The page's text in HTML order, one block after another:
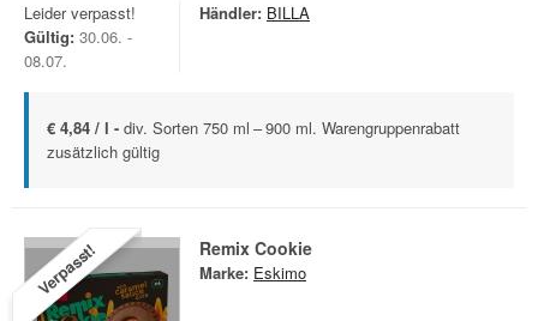
Leider verpasst!
Gültig: 30.06. -
08.07.
Händler: BILLA
€ 4,84 / l - div. Sorten 750 ml – 900 ml. Warengruppenrabatt
zusätzlich gültig
Verpasst! Remix Cookie
Marke: Eskimo